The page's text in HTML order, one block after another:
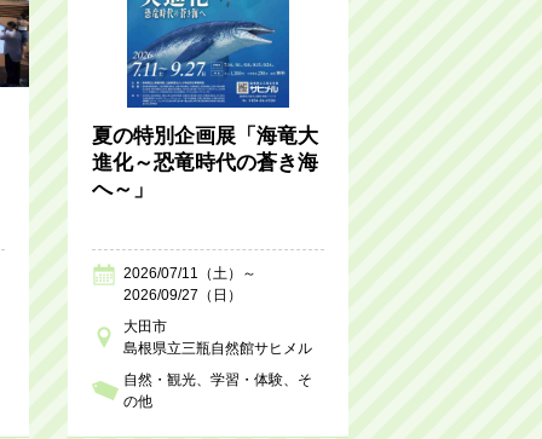
夏の特別企画展「海竜大
進化～恐竜時代の蒼き海
へ～」
2026/07/11（土）～
2026/09/27（日）
大田市
島根県立三瓶自然館サヒメル
自然・観光
学習・体験
そ
の他